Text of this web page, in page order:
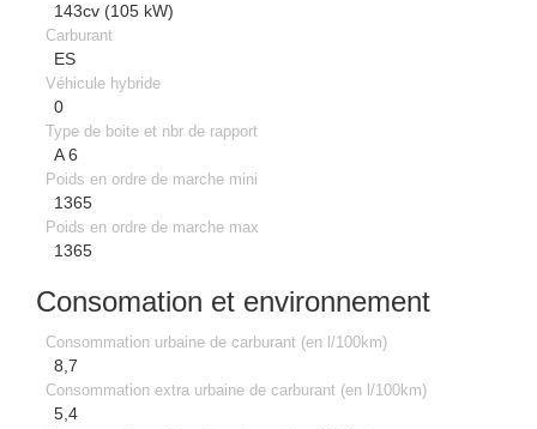
143cv (105 kW)
Carburant
ES
Véhicule hybride
0
Type de boite et nbr de rapport
A 6
Poids en ordre de marche mini
1365
Poids en ordre de marche max
1365
Consomation et environnement
Consommation urbaine de carburant (en l/100km)
8,7
Consommation extra urbaine de carburant (en l/100km)
5,4